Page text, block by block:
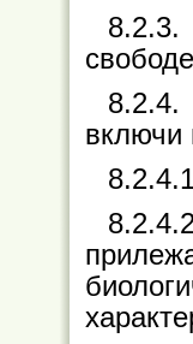
8.2.3.
8.2.4.
включи